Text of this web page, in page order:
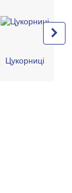
Цукорниці